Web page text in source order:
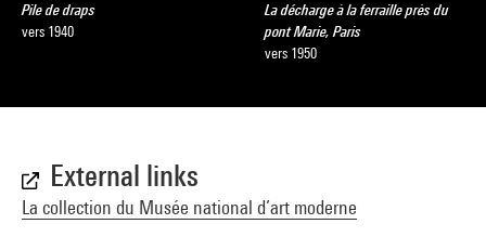
Pile de draps
vers 1940
La décharge à la ferraille près du
pont Marie, Paris
vers 1950
External links
La collection du Musée national d’art moderne